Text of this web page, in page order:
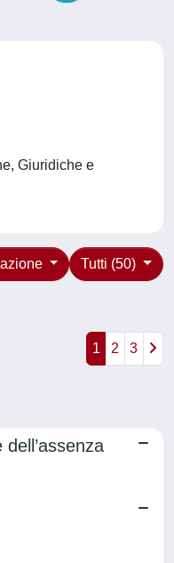
Giuridiche e
Tutti (50)
1 2 3